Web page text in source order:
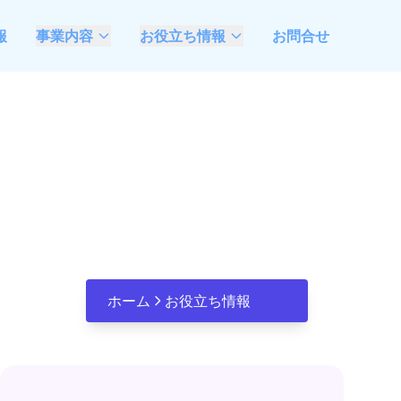
事業内容
お役立ち情報
お問合せ
ホーム お役立ち情報